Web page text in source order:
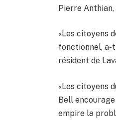
Pierre
«Les citoyens
fonctionnel, a-
résident de
«Les citoyens
Bell
empire la